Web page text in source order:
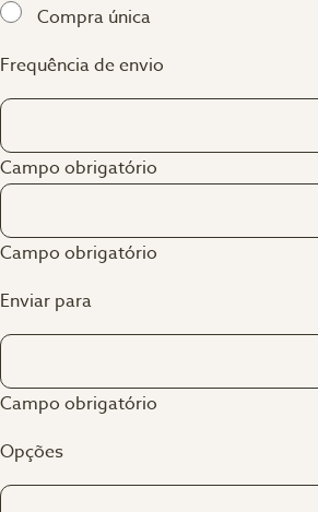
Compra única
Frequência de envio
Campo obrigatório
Campo obrigatório
Enviar para
Campo obrigatório
Opções